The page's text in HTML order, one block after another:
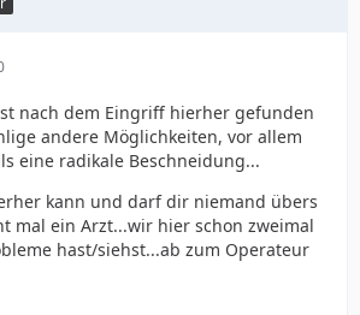
nach dem Eingriff hierher gefunden
andere Möglichkeiten, vor allem
eine radikale Beschneidung...
kann und darf dir niemand übers
mal ein Arzt...wir hier schon zweimal
hast/siehst...ab zum Operateur